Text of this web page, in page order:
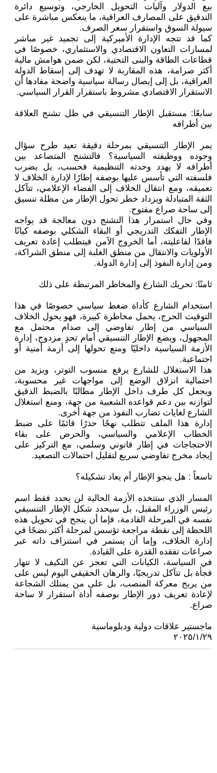
بيع الدولار وآليات التحويل الخارجي، وتوسيع دائرة
التدقيق على المصارف العراقية، ما ينعكس مباشرة على
سيولة السوق واستقرار سعر الصرف.
كما قد تتجه الإدارة الأميركية إلى تجميد غير مباشر
لمسارات التعاون الاقتصادي والاستثماري، خصوصًا في
قطاعات الطاقة والبنى التحتية، لكن ضمن هوامش مالية
أكثر صرامة، هذه المقاربة لا تهدف إلى إسقاط الدولة
العراقية، بل إلى إيصال رسالة سياسية واضحة مفادها أن
الاستقرار الاقتصادي مشروط باستقرار القرار السياسي.
سابعًا: مستقبل الإطار التنسيقي في ظل تشنج العلاقة
بين أطرافه
يمر الإطار التنسيقي بمرحلة دقيقة تعيد طرح سؤال
وجوده ووظيفته السياسية؟ فالتشنج المتصاعد بين
أطرافه لا يهدد وحدته التنظيمية فحسب، بل يضرب
فلسفته التي تأسس عليها بوصفه إطارًا لإدارة الخلاف لا
تعميقه، ومع انتقال الخلاف إلى الفضاء الإعلامي، تتآكل
الثقة المتبادلة ويزداد خطر تحول الإطار من مظلة تنسيق
إلى ساحة صراع مفتوح.
وفي حال استمرار هذا التشنج دون معالجة قد يواجه
الإطار التفكك التدريجي أو البقاء الشكلي بوصفه كيانًا
فاقدًا لفاعليته، أما الخروج الآمن فيتطلب إعادة تعريف
الأولويات والانتقال من منطق الغلبة إلى منطق الشراكة،
ومن إدارة النفوذ إلى إدارة الدولة.
ثامنًا: تحريك الشارع والمخاطر المرتبطة على ذلك
استخدام الشارع كأداة ضغط سياسي خصوصًا في هذا
التوقيت الحرج، يحمل مخاطرة كبيرة، فهو يحول الخلاف
السياسي من إطار تفاوضي إلى صدام محتمل مع
المجهول، ويضع الإطار التنسيقي أمام تحدٍ مزدوج، إدارة
الأزمة السياسية داخليًا ومنع تحولها إلى أزمة أمنية أو
اجتماعية.
هذا الاستغلال للشارع يرفع منسوب التوتر، ويزيد من
احتمالية انزلاق الوضع إلى مواجهات غير محسوبة،
ويجعل كل طرف داخل الإطار مطالبًا بالضبط الدقيق
لتوازنه بين دعم قواعده الشعبية من جهة، ومنع استغلال
الشارع لغايات تضارب النفوذ من جهة أخرى.
إدارة هذا الملف تتطلب نهجًا حذرًا قائمًا على ضبط
الخطاب الإعلامي والسياسي، والحرص على بقاء
الاحتجاجات في إطار قانوني وسلمي، مع التركيز على
إيجاد مخرج تفاوضي سريع لتقليل احتمالات التصعيد.
تاسعاً : هل ينجو الإطار أم يعاد تشكيله؟
المسار الذي ستتخذه الأزمة الحالية لن يحدد فقط اسم
رئيس الوزراء المقبل، بل سيحدد شكل الإطار التنسيقي
نفسه في المرحلة القادمة، فإما أن ينجح في تحويل هذه
اللحظة إلى نقطة مراجعة تؤسس لمرحلة أكثر نضجًا في
إدارة الخلاف، وإما أن يستمر في استنزاف ذاته عبر
صراعات تفقده القدرة على القيادة.
في السياسة، الكيانات التي تعجز عن التكيف لا تنهار
فجأة بل تتآكل تدريجيًا، والرهان الحقيقي اليوم ليس على
من يربح معركة المنصب، بل على من يمتلك الشجاعة
لإعادة تعريف دور الإطار بوصفه أداة استقرار لا ساحة
صراع.
ماجستير علاقات دولية ودبلوماسية
٢٠٢٥/١/٢٩